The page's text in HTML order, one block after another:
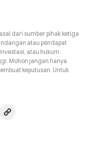
dari sumber pihak ketiga
atau pendapat
atau hukum.
Mohon jangan hanya
keputusan. Untuk